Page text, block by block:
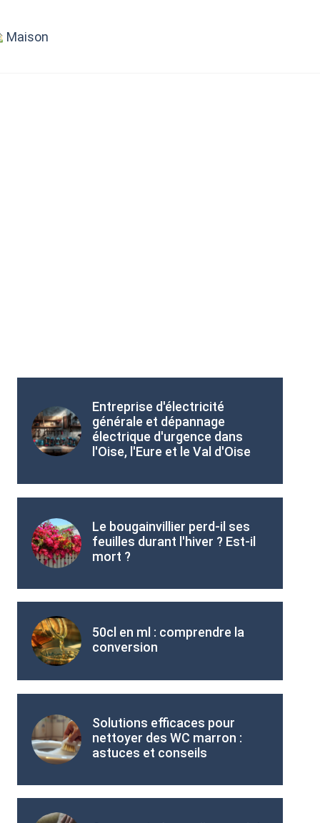
Maison
Entreprise d'électricité
générale et dépannage
électrique d'urgence dans
l'Oise, l'Eure et le Val d'Oise
Le bougainvillier perd-il ses
feuilles durant l'hiver ? Est-il
mort ?
50cl en ml : comprendre la
conversion
Solutions efficaces pour
nettoyer des WC marron :
astuces et conseils